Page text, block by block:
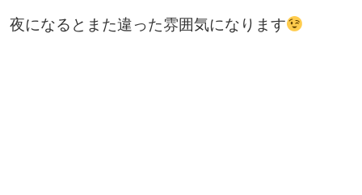
夜になるとまた違った雰囲気になります